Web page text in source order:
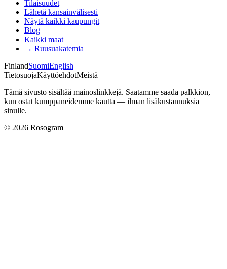
Tilaisuudet
Lähetä kansainvälisesti
Näytä kaikki kaupungit
Blog
Kaikki maat
→ Ruusuakatemia
FinlandSuomiEnglish
TietosuojaKäyttöehdotMeistä
Tämä sivusto sisältää mainoslinkkejä. Saatamme saada palkkion,
kun ostat kumppaneidemme kautta — ilman lisäkustannuksia
sinulle.
© 2026 Rosogram